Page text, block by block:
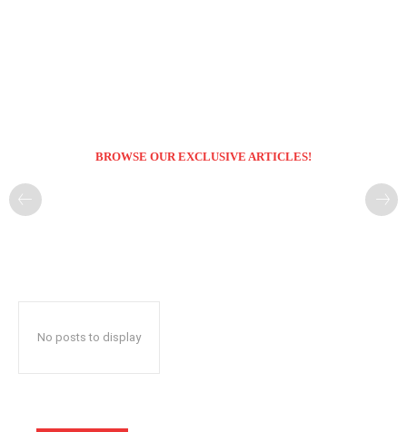
BROWSE OUR EXCLUSIVE ARTICLES!
No posts to display